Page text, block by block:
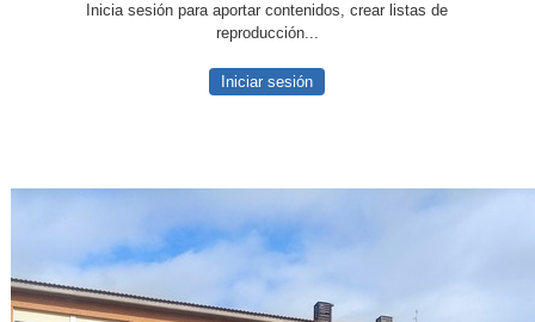
Inicia sesión para aportar contenidos, crear listas de
reproducción...
Iniciar sesión